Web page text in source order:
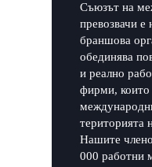
Съюзът на
превозвачи е
браншова
обединява
и реално
фирми, които
територията
Нашите
000 работни